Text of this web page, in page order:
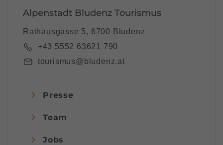
Alpenstadt Bludenz Tourismus
Rathausgasse 5, 6700 Bludenz
+43 5552 63621 790
tourismus@bludenz.at
Presse
Team
Jobs